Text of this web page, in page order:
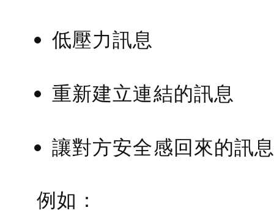
低壓力訊息
重新建立連結的訊息
讓對方安全感回來的訊
例如：